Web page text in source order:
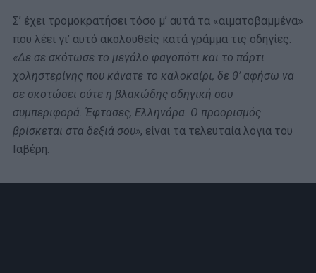
Σ’ έχει τρομοκρατήσει τόσο μ’ αυτά τα «αιματοβαμμένα»
που λέει γι’ αυτό ακολουθείς κατά γράμμα τις οδηγίες.
«Δε σε σκότωσε το μεγάλο φαγοπότι και το πάρτι
χοληστερίνης που κάνατε το καλοκαίρι, δε θ’ αφήσω να
σε σκοτώσει ούτε η βλακώδης οδηγική σου
συμπεριφορά. Έφτασες, Ελληνάρα. Ο προορισμός
βρίσκεται στα δεξιά σου», είναι τα τελευταία λόγια του
Ιαβέρη.